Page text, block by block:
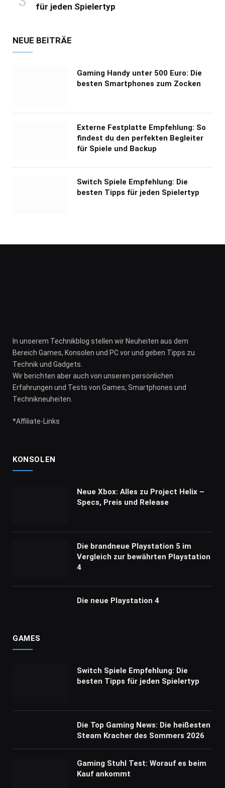
für jeden Spielertyp
NEUE BEITRÄE
Gaming Handy unter 500 Euro: Die
besten Smartphones zum Zocken
Externe Festplatte Empfehlung: So
findest du den perfekten Begleiter
für Spiele und Backup
Switch Spiele Empfehlung: Die
besten Tipps für jeden Spielertyp
In unserem Technikblog stellen wir Neuheiten aus dem
Bereich Games, Konsolen und PC vor und geben Tipps zu
Technik und Gadgets.
Wir berichten aber auch von unseren persönlichen
Erfahrungen und Tests von Games, Smartphones und
Technikneuheiten.
*Affiliate-Links
KONSOLEN
Neue Xbox: Alles zu Project Helix –
Specs, Preis und Release
Die brandneue Playstation 5 im
Vergleich zur bewährten Playstation
4
Die neue Playstation 4
GAMES
Switch Spiele Empfehlung: Die
besten Tipps für jeden Spielertyp
Die Top Gaming News: Die heißesten
Steam Kracher des Sommers 2026
Gaming Stuhl Test: Worauf es beim
Kauf ankommt